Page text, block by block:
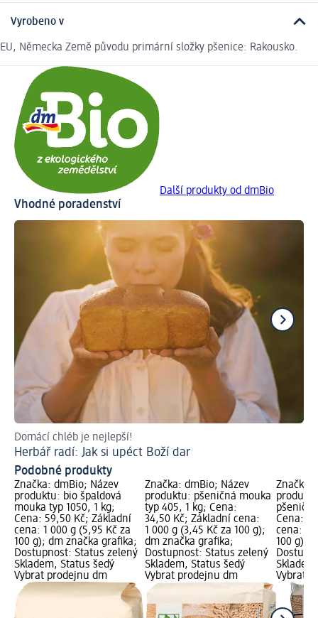
Vyrobeno v
EU, Německa Země původu primární složky pšenice: Rakousko.
Další produkty od dmBio
Vhodné poradenství
Domácí chléb je nejlepší!
Herbář radí: Jak si upéct Boží dar
Podobné produkty
Značka: dmBio; Název
produktu: bio špaldová
mouka typ 1050, 1 kg;
Cena: 59,50 Kč; Základní
cena: 1 000 g (5,95 Kč za
100 g); dm značka grafika;
Dostupnost: Status zelený
Skladem, Status šedý
Vybrat prodejnu dm
Značka: dmBio; Název
produktu: pšeničná mouka
typ 405, 1 kg; Cena:
34,50 Kč; Základní cena:
1 000 g (3,45 Kč za 100 g);
dm značka grafika;
Dostupnost: Status zelený
Skladem, Status šedý
Vybrat prodejnu dm
Značka:
Cena:
cena: 1
100 g);
Vybrat